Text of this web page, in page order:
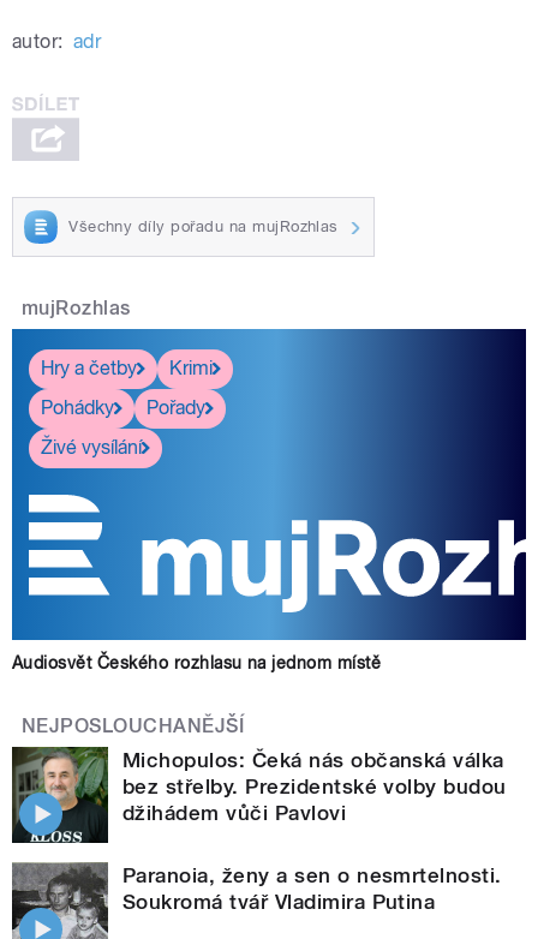
autor: adr
Všechny díly pořadu na mujRozhlas
mujRozhlas
Hry a četby
Krimi
Pohádky
Pořady
Živé vysílání
Audiosvět Českého rozhlasu na jednom místě
NEJPOSLOUCHANĚJŠÍ
Michopulos: Čeká nás občanská válka
bez střelby. Prezidentské volby budou
džihádem vůči Pavlovi
Paranoia, ženy a sen o nesmrtelnosti.
Soukromá tvář Vladimira Putina